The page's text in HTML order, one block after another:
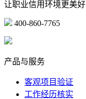
让职业信用环境更美好
400-860-7765
产品与服务
客观项目验证
工作经历核实